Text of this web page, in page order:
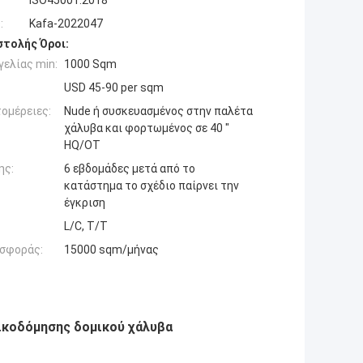
Kafa-2022047
Όροι:
min:
1000 Sqm
USD 45-90 per sqm
Nude ή συσκευασμένος στην παλέτα
χάλυβα και φορτωμένος σε 40 "
HQ/OT
6 εβδομάδες μετά από το
κατάστημα το σχέδιο παίρνει την
έγκριση
L/C, T/T
15000 sqm/μήνας
δομικού χάλυβα